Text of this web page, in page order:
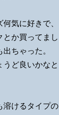
気に好きで、
とか買ってまし
ちゃった。
うど良いかなと
溶けるタイプの